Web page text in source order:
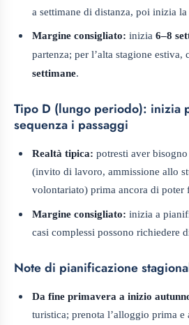
a settimane di distanza, poi inizia
Margine consigliato: inizia6–8
partenza; per l’alta stagione estiva,
settimane.
Tipo D (lungo periodo): inizia
sequenza i passaggi
Realtà tipica: potresti aver
(invito di lavoro, ammissione allo
volontariato) prima ancora di poter
Margine consigliato: inizia a
casi complessi possono richiedere
Note di pianificazione
Da fine primavera a inizio
turistica; prenota l’alloggio prima e